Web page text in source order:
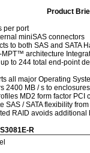
Product
per port
miniSAS connectors
to both SAS and SATA
MPT™ architecture
to 244 total end-point
all major Operating
2400 MB / s to
MD2 form factor PCI
SAS / SATA flexibility
RAID avoids
R